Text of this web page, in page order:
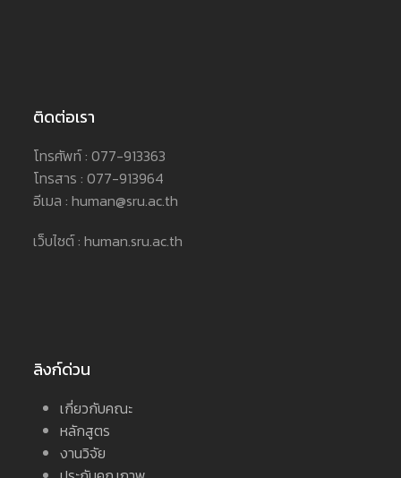
ติดต่อเรา
โทรศัพท์ : 077-913363
โทรสาร : 077-913964
อีเมล : human@sru.ac.th
เว็บไซต์ : human.sru.ac.th
ลิงก์ด่วน
เกี่ยวกับคณะ
หลักสูตร
งานวิจัย